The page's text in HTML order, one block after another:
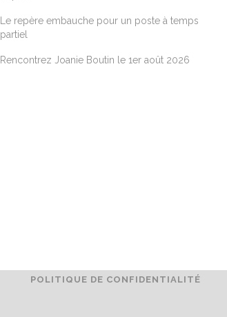
Le repère embauche pour un poste à temps
partiel
Rencontrez Joanie Boutin le 1er août 2026
POLITIQUE DE CONFIDENTIALITÉ